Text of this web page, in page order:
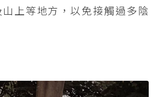
上等地方，以免接觸過多陰